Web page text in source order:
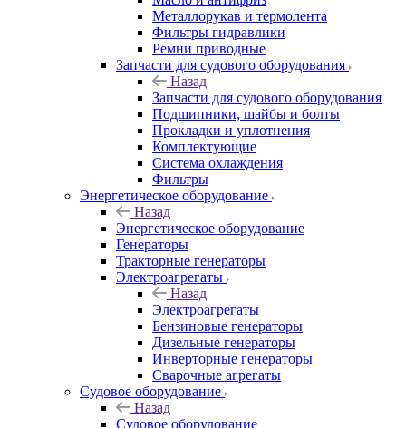
Металлорукав и термолента
Фильтры гидравлики
Ремни приводные
Запчасти для судового оборудования
Назад
Запчасти для судового оборудования
Подшипники, шайбы и болты
Прокладки и уплотнения
Комплектующие
Система охлаждения
Фильтры
Энергетическое оборудование
Назад
Энергетическое оборудование
Генераторы
Тракторные генераторы
Электроагрегаты
Назад
Электроагрегаты
Бензиновые генераторы
Дизельные генераторы
Инверторные генераторы
Сварочные агрегаты
Судовое оборудование
Назад
Судовое оборудование